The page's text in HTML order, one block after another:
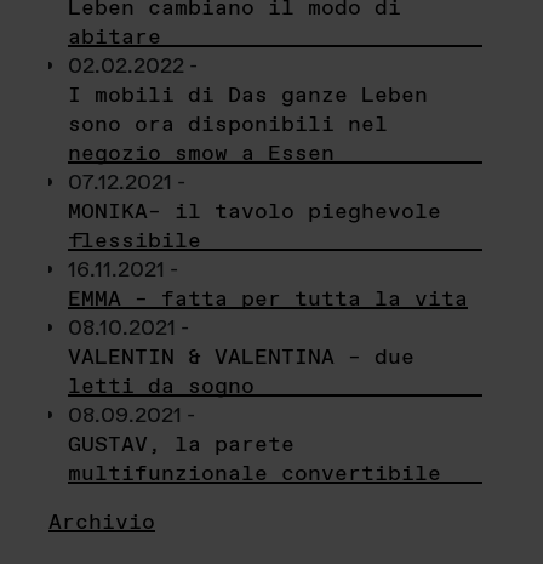
Leben cambiano il modo di
abitare
02.02.2022 -
I mobili di Das ganze Leben
sono ora disponibili nel
negozio smow a Essen
07.12.2021 -
MONIKA– il tavolo pieghevole
flessibile
16.11.2021 -
EMMA – fatta per tutta la vita
08.10.2021 -
VALENTIN & VALENTINA – due
letti da sogno
08.09.2021 -
GUSTAV, la parete
multifunzionale convertibile
Archivio